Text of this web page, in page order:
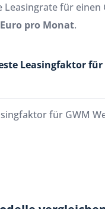
Leasingrate für einen
pro Monat.
Leasingfaktor für
für GWM